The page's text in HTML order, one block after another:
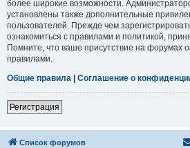
более широкие возможности.
установлены также дополнительные
пользователей. Прежде чем
ознакомиться с правилами и политикой,
Помните, что ваше присутствие на форумах
правилами.
Общие правила | Соглашение о
Регистрация
Список форумов